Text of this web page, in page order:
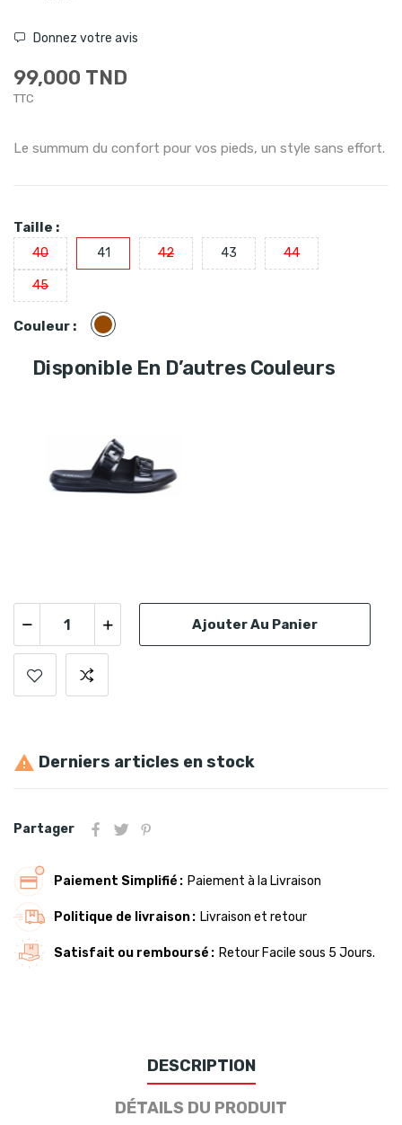
Donnez votre avis
99,000 TND
TTC
Le summum du confort pour vos pieds, un style sans effort.
Taille :
40 41 42 43 44
45
Couleur : Marron
Disponible En D’autres Couleurs
Ajouter Au Panier
 Derniers articles en stock
Partager
Paiement Simplifié Paiement à la Livraison
Politique de livraison Livraison et retour
Satisfait ou remboursé Retour Facile sous 5 Jours.
DESCRIPTION
DÉTAILS DU PRODUIT